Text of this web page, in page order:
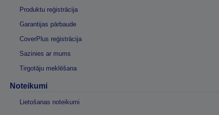
Produktu reģistrācija
Garantijas pārbaude
CoverPlus reģistrācija
Sazinies ar mums
Tirgotāju meklēšana
Noteikumi
Lietošanas noteikumi